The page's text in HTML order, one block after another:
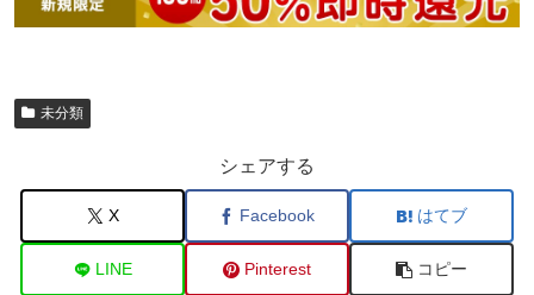
未分類
シェアする
X Facebook はてブ
LINE Pinterest コピー